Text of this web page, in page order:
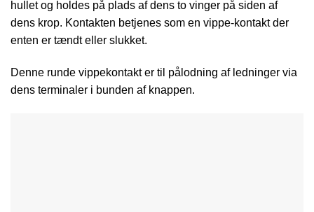
hullet og holdes på plads af dens to vinger på siden af
dens krop. Kontakten betjenes som en vippe-kontakt der
enten er tændt eller slukket.
Denne runde vippekontakt er til pålodning af ledninger via
dens terminaler i bunden af knappen.